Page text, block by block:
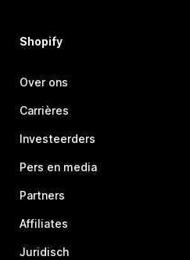
Shopify
Over ons
Carrières
Investeerders
Pers en media
Partners
Affiliates
Juridisch